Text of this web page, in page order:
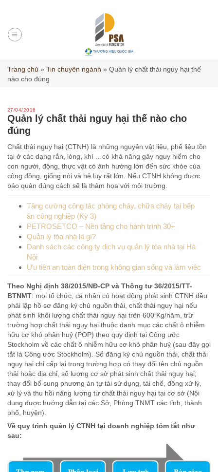
content
Trang chủ » Tin chuyên ngành » Quản lý chất thải nguy hại thế
nào cho đúng
27/04/2016
Quản lý chất thải nguy hại thế nào cho
đúng
Chất thải nguy hại (CTNH) là những nguyên vật liệu, phế liệu tồn
tại ở các dạng rắn, lỏng, khí …có khả năng gây nguy hiểm cho
con người, động, thực vật có ảnh hưởng lớn đến sức khỏe của
cộng đồng, giống nòi và hệ lụy rất lớn. Nếu CTNH không được
bảo quản đúng cách sẽ là thảm họa với môi trường.
Tăng cường công tác phòng cháy, chữa cháy tại bếp
ăn công nghiệp (Kỳ 3)
PETROSETCO – Nền tảng cho hành trình 30+
Quản lý tòa nhà là gì?
Danh sách các công ty dịch vụ quản lý tòa nhà tại Hà
Nội
Ưu tiên an toàn điện trong không gian sống và làm việc
Theo Nghị định 38/2015/NĐ-CP và Thông tư 36/2015/TT-
BTNMT: mọi tổ chức, cá nhân có hoạt động phát sinh CTNH đều
phải lập hồ sơ đăng ký chủ nguồn thải, chất thải nguy hại nếu
phát sinh khối lượng chất thải nguy hại trên 600 Kg/năm, trừ
trường hợp chất thải nguy hại thuộc danh mục các chất ô nhiễm
hữu cơ khó phân huỷ (POP) theo quy định tại Công ước
Stockholm về các chất ô nhiễm hữu cơ khó phân huỷ (sau đây gọi
tắt là Công ước Stockholm). Sổ đăng ký chủ nguồn thải, chất thải
nguy hại chỉ cấp lại trong trường hợp có thay đổi tên chủ nguồn
thải hoặc địa chỉ, số lượng cơ sở phát sinh chất thải nguy hại;
thay đổi bổ sung phương án tự tái sử dụng, tái chế, đồng xử lý,
xử lý và thu hồi năng lượng từ chất thải nguy hại tại cơ sở (Nội
dung được hướng dẫn tại các Sở, Phòng TNMT các tỉnh, thành
phố, huyện).
Về quy trình quản lý CTNH tại doanh nghiệp tóm tắt như
sau: